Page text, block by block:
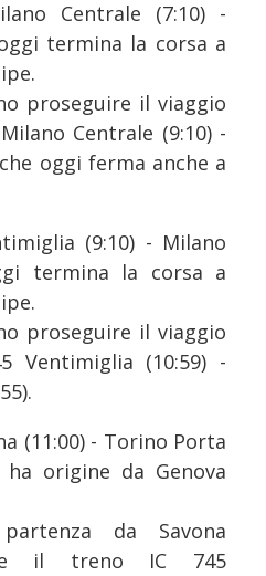
Centrale (7:10) -
termina la corsa a
proseguire il viaggio
Centrale (9:10) -
oggi ferma anche a
(9:10) - Milano
termina la corsa a
proseguire il viaggio
Ventimiglia (10:59) -
(11:00) - Torino Porta
ha origine da Genova
da Savona
il treno IC 745